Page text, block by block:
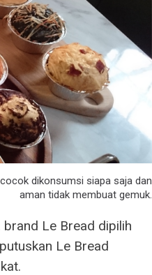
dikonsumsi siapa saja dan
aman tidak membuat gemuk.
brand Le Bread dipilih
Le Bread